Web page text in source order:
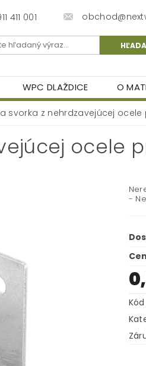
411 001
WPC DLAŽDICE O
svorka z nehrdzavejúcej
ocele
-